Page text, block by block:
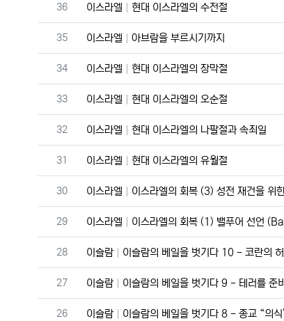
번호
36 이스라엘 현대 이스라엘의 수전절
번호
35 이스라엘 아브람을 부르시기까지
번호
34 이스라엘 현대 이스라엘의 장막절
번호
33 이스라엘 현대 이스라엘의 오순절
번호
32 이스라엘 현대 이스라엘의 나팔절과 속죄일
번호
31 이스라엘 현대 이스라엘의 유월절
번호
30 이스라엘 이스라엘의 회복 (3) 성전 재건을 위
번호
29 이스라엘 이스라엘의 회복 (1) 밸푸어 선언
번호
28 이슬람 이슬람의 베일을 벗기다 10 - 코란의
번호
27 이슬람 이슬람의 베일을 벗기다 9 - 테러를 준
번호
26 이슬람 이슬람의 베일을 벗기다 8 - 종교 “의